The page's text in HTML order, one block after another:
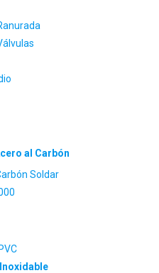
al Carbón
Soldar